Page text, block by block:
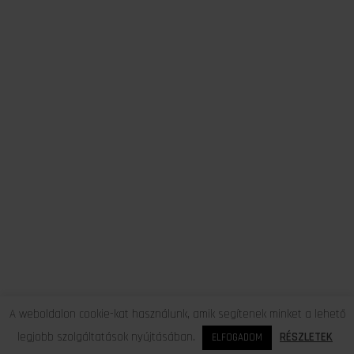
A weboldalon cookie-kat használunk, amik segítenek minket a lehető
legjobb szolgáltatások nyújtásában.
ELFOGADOM RÉSZLETEK